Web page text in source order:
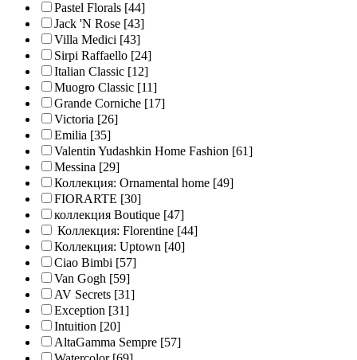
Pastel Florals [44]
Jack 'N Rose [43]
Villa Medici [43]
Sirpi Raffaello [24]
Italian Classic [12]
Muogro Сlassic [11]
Grande Corniche [17]
Victoria [26]
Emilia [35]
Valentin Yudashkin Home Fashion [61]
Messina [29]
Коллекция: Ornamental home [49]
FIORARTE [30]
коллекция Boutique [47]
Коллекция: Florentine [44]
Коллекция: Uptown [40]
Ciao Bimbi [57]
Van Gogh [59]
AV Secrets [31]
Exception [31]
Intuition [20]
AltaGamma Sempre [57]